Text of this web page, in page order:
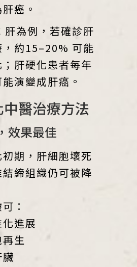
癌。
肝為例，若確診肝
，約15–20% 可能
肝硬化患者每年
演變成肝癌。
醫治療方法
效果最佳
期，肝細胞壞死
締組織仍可被降
：
進展
生